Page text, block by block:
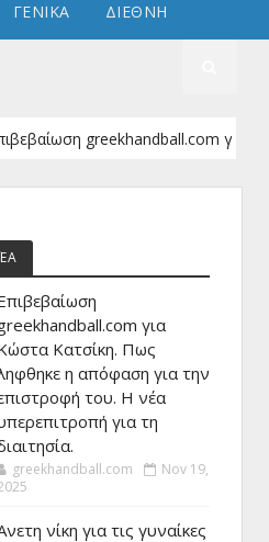
ΓΕΝΙΚΑ ΔΙΕΘΝΗ
greekhandball.com για Κώστα
για
Κατσίκη. Πως
η απόφαση για την
του. Η νέα
για τη
greekhandball.com
Nov 19,
νίκη για τις γυναίκες